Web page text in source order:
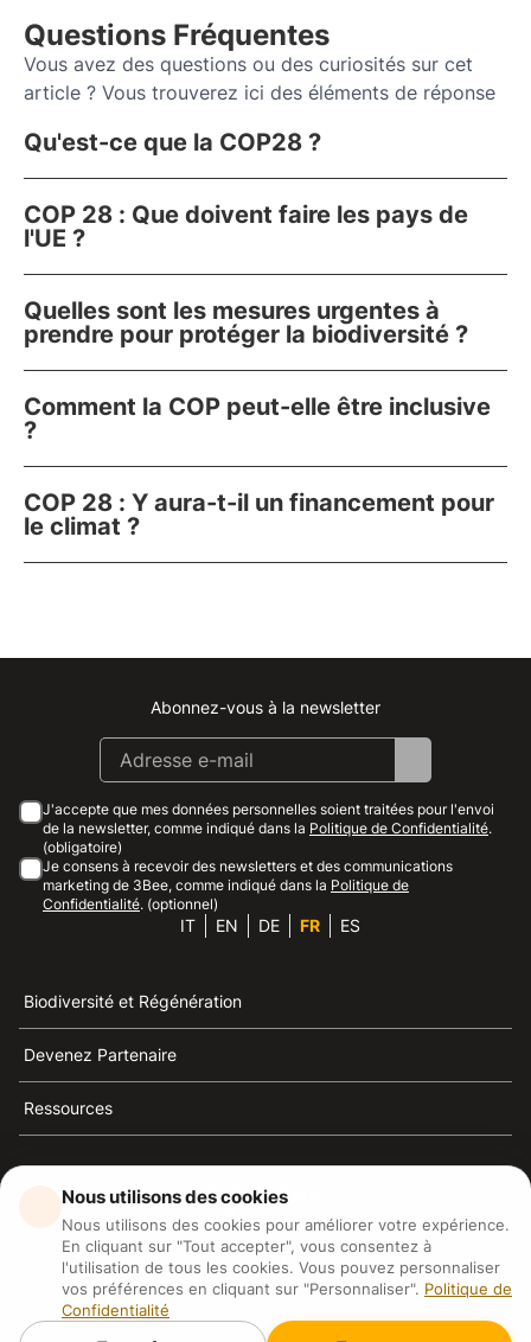
Questions Fréquentes
Vous avez des questions ou des curiosités sur cet
article ? Vous trouverez ici des éléments de réponse
Qu'est-ce que la COP28 ?
COP 28 : Que doivent faire les pays de
l'UE ?
Quelles sont les mesures urgentes à
prendre pour protéger la biodiversité ?
Comment la COP peut-elle être inclusive
?
COP 28 : Y aura-t-il un financement pour
le climat ?
Instagram
Facebook
Linkedin
Youtube
Abonnez-vous à la newsletter
J'accepte que mes données personnelles soient traitées pour l'envoi
de la newsletter, comme indiqué dans la Politique de Confidentialité.
(obligatoire)
Je consens à recevoir des newsletters et des communications
marketing de 3Bee, comme indiqué dans la Politique de
Confidentialité. (optionnel)
IT EN DE FR ES
Biodiversité et Régénération
Devenez Partenaire
Ressources
3Bee est la référence du développement durable, de la
défense des abeilles et de la biodiversité
3Bee S.R.L Via Pastrengo 14, 20159, Milano (MI)
P.IVA: IT09711590969
Nous utilisons des cookies
Nous utilisons des cookies pour améliorer votre expérience.
En cliquant sur "Tout accepter", vous consentez à
l'utilisation de tous les cookies. Vous pouvez personnaliser
vos préférences en cliquant sur "Personnaliser". Politique de
Confidentialité